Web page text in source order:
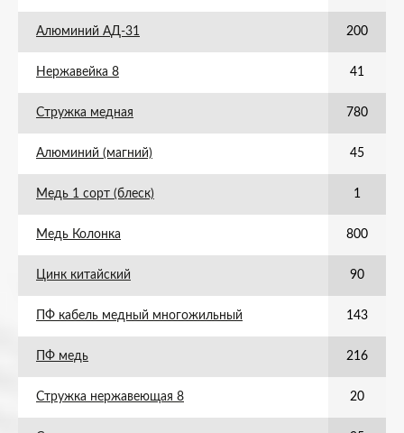
Алюминий АД-31 200
Нержавейка 8 41
Стружка медная 780
Алюминий (магний) 45
Медь 1 сорт (блеск) 1
Медь Колонка 800
Цинк китайский 90
ПФ кабель медный многожильный 143
ПФ медь 216
Стружка нержавеющая 8 20